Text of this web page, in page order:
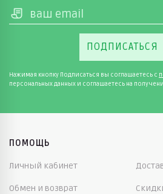
ПОДПИСАТЬСЯ
Нажимая кнопку Подписаться вы соглашаетесь с
персональных данных и соглашаетесь на
ПОМОЩЬ
Личный кабинет
Обмен и возврат